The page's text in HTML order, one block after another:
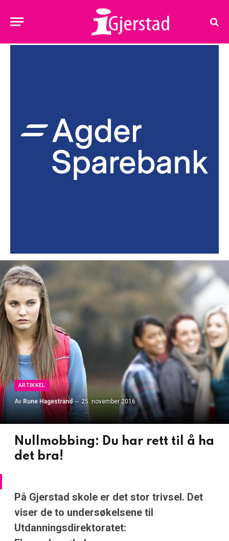
ARTIKKEL
Av Rune Hagestrand 25. november 2016
Nullmobbing: Du har rett til å ha
det bra!
På Gjerstad skole er det stor trivsel. Det
viser de to undersøkelsene til
Utdanningsdirektoratet: